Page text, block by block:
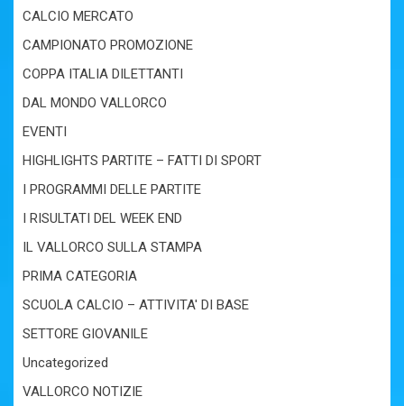
CALCIO MERCATO
CAMPIONATO PROMOZIONE
COPPA ITALIA DILETTANTI
DAL MONDO VALLORCO
EVENTI
HIGHLIGHTS PARTITE – FATTI DI SPORT
I PROGRAMMI DELLE PARTITE
I RISULTATI DEL WEEK END
IL VALLORCO SULLA STAMPA
PRIMA CATEGORIA
SCUOLA CALCIO – ATTIVITA' DI BASE
SETTORE GIOVANILE
Uncategorized
VALLORCO NOTIZIE